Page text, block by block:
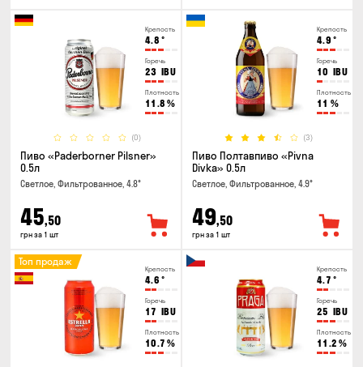
Крепость
4.8 °
Горечь
23 IBU
Плотность
11.8 %
(0)
Пиво «Paderborner Pilsner»
0.5л
Светлое, Фильтрованное, 4.8°
45,50
грн за 1 шт
Крепость
4.9 °
Горечь
10 IBU
Плотность
11 %
(3)
Пиво Полтавпиво «Pivna
Divka» 0.5л
Светлое, Фильтрованное, 4.9°
49,50
грн за 1 шт
Крепость
4.6 °
Горечь
17 IBU
Плотность
10.7 %
Топ продаж
Крепость
4.7 °
Горечь
25 IBU
Плотность
11.2 %